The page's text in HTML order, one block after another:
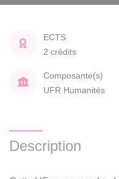
ECTS
2 crédits
Composante(s)
UFR Humanités
Description